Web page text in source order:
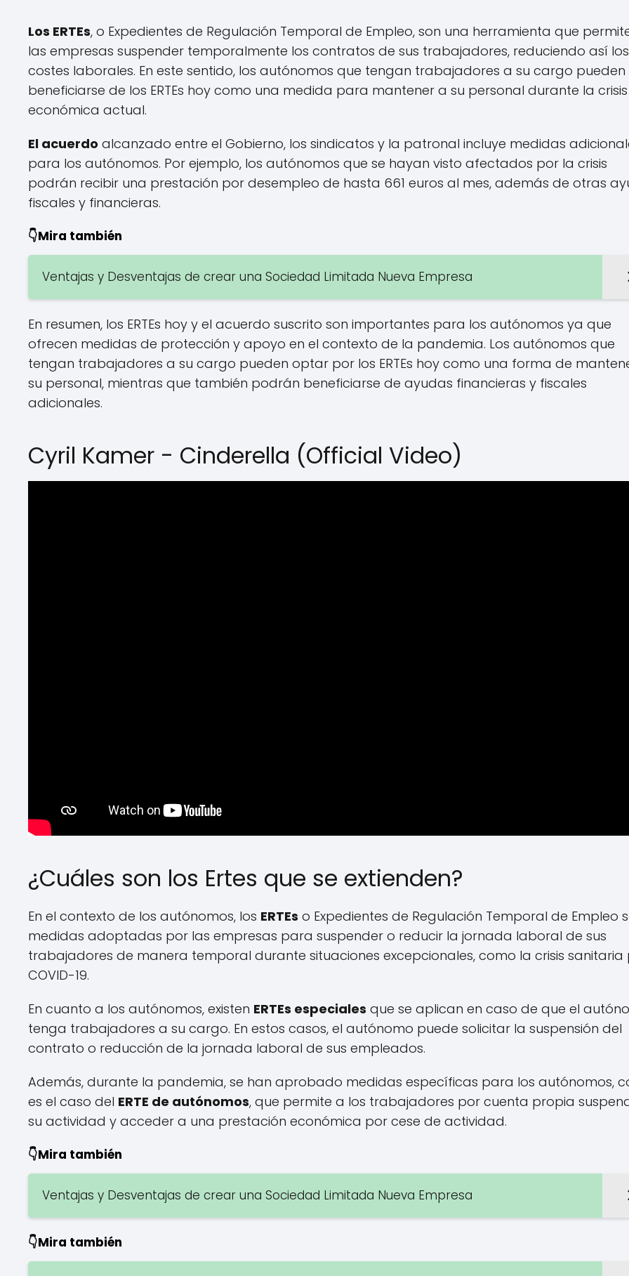
Los ERTEs, o Expedientes de Regulación Temporal de Empleo, son una herramienta que
las empresas suspender temporalmente los contratos de sus trabajadores, reduciendo así los
costes laborales. En este sentido, los autónomos que tengan trabajadores a su cargo pueden
beneficiarse de los ERTEs hoy como una medida para mantener a su personal durante la crisis
económica actual.
El acuerdo alcanzado entre el Gobierno, los sindicatos y la patronal incluye medidas
para los autónomos. Por ejemplo, los autónomos que se hayan visto afectados por la crisis
podrán recibir una prestación por desempleo de hasta 661 euros al mes, además de otras
fiscales y financieras.
👇Mira también
Ventajas y Desventajas de crear una Sociedad Limitada Nueva Empresa
En resumen, los ERTEs hoy y el acuerdo suscrito son importantes para los autónomos ya que
ofrecen medidas de protección y apoyo en el contexto de la pandemia. Los autónomos que
tengan trabajadores a su cargo pueden optar por los ERTEs hoy como una forma de
su personal, mientras que también podrán beneficiarse de ayudas financieras y fiscales
adicionales.
Cyril Kamer - Cinderella (Official Video)
¿Cuáles son los Ertes que se extienden?
En el contexto de los autónomos, los ERTEs o Expedientes de Regulación Temporal de Empleo
medidas adoptadas por las empresas para suspender o reducir la jornada laboral de sus
trabajadores de manera temporal durante situaciones excepcionales, como la crisis sanitaria
COVID-19.
En cuanto a los autónomos, existen ERTEs especiales que se aplican en caso de que el
tenga trabajadores a su cargo. En estos casos, el autónomo puede solicitar la suspensión del
contrato o reducción de la jornada laboral de sus empleados.
Además, durante la pandemia, se han aprobado medidas específicas para los autónomos,
es el caso del ERTE de autónomos, que permite a los trabajadores por cuenta propia
su actividad y acceder a una prestación económica por cese de actividad.
👇Mira también
Ventajas y Desventajas de crear una Sociedad Limitada Nueva Empresa
👇Mira también